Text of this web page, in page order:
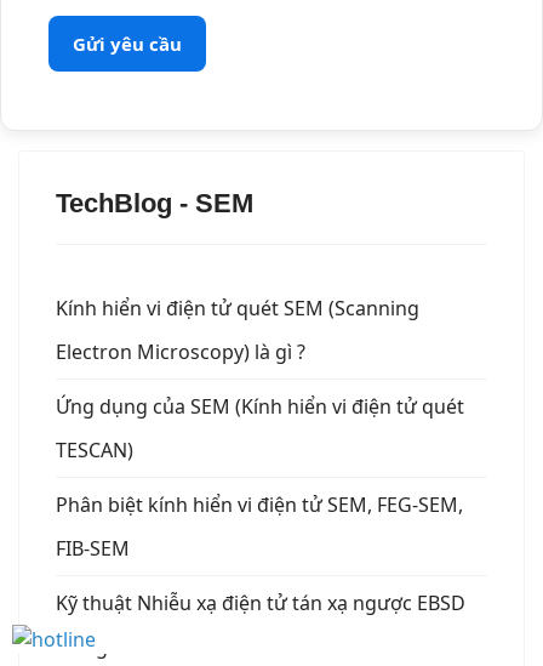
Gửi yêu cầu
TechBlog - SEM
Kính hiển vi điện tử quét SEM (Scanning
Electron Microscopy) là gì ?
Ứng dụng của SEM (Kính hiển vi điện tử quét
TESCAN)
Phân biệt kính hiển vi điện tử SEM, FEG-SEM,
FIB-SEM
Kỹ thuật Nhiễu xạ điện tử tán xạ ngược EBSD
trong SEM